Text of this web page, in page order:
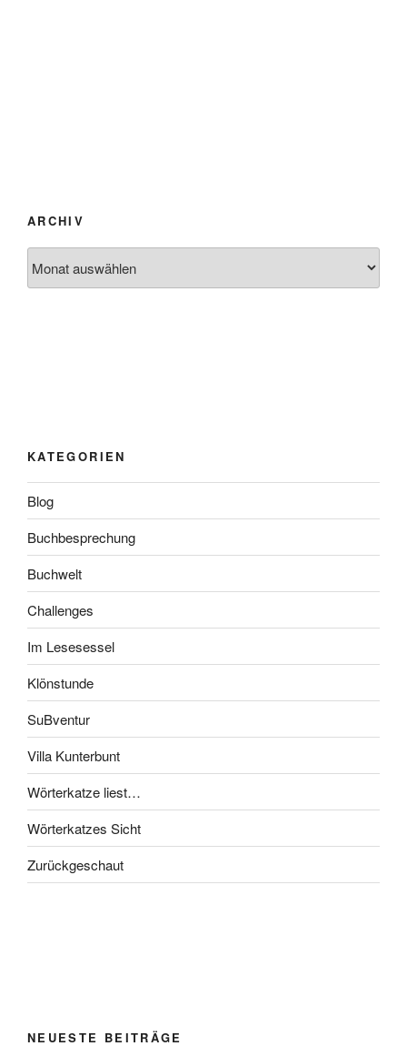
ARCHIV
KATEGORIEN
Blog
Buchbesprechung
Buchwelt
Challenges
Im Lesesessel
Klönstunde
SuBventur
Villa Kunterbunt
Wörterkatze liest…
Wörterkatzes Sicht
Zurückgeschaut
NEUESTE BEITRÄGE